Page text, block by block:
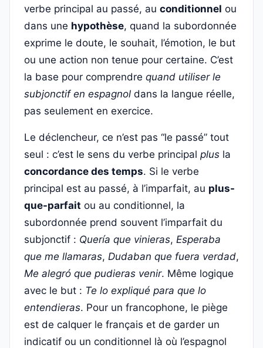
verbe principal au passé, au conditionnel ou
dans une hypothèse, quand la subordonnée
exprime le doute, le souhait, l’émotion, le but
ou une action non tenue pour certaine. C’est
la base pour comprendre quand utiliser le
subjonctif en espagnol dans la langue réelle,
pas seulement en exercice.
Le déclencheur, ce n’est pas “le passé” tout
seul : c’est le sens du verbe principal plus la
concordance des temps. Si le verbe
principal est au passé, à l’imparfait, au plus-
que-parfait ou au conditionnel, la
subordonnée prend souvent l’imparfait du
subjonctif : Quería que vinieras, Esperaba
que me llamaras, Dudaban que fuera verdad,
Me alegró que pudieras venir. Même logique
avec le but : Te lo expliqué para que lo
entendieras. Pour un francophone, le piège
est de calquer le français et de garder un
indicatif ou un conditionnel là où l’espagnol